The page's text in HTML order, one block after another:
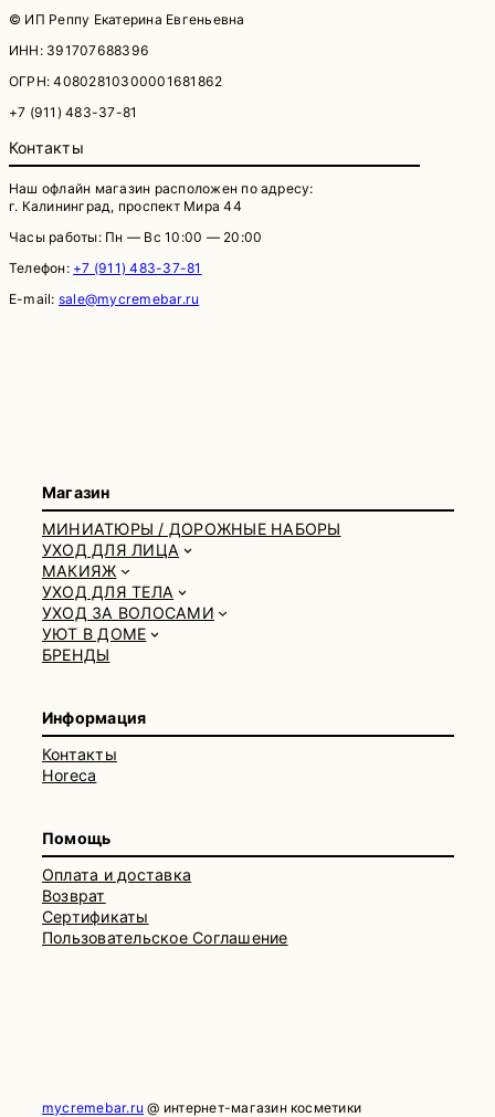
© ИП Реппу Екатерина Евгеньевна
ИНН: 391707688396
ОГРН: 40802810300001681862
+7 (911) 483-37-81
Контакты
Наш офлайн магазин расположен по адресу:
г. Калининград, проспект Мира 44
Часы работы: Пн — Вс 10:00 — 20:00
Телефон: +7 (911) 483-37-81
E-mail: sale@mycremebar.ru
Магазин
МИНИАТЮРЫ / ДОРОЖНЫЕ НАБОРЫ
УХОД ДЛЯ ЛИЦА
МАКИЯЖ
УХОД ДЛЯ ТЕЛА
УХОД ЗА ВОЛОСАМИ
УЮТ В ДОМЕ
БРЕНДЫ
Информация
Контакты
Horeca
Помощь
Оплата и доставка
Возврат
Сертификаты
Пользовательское Соглашение
mycremebar.ru @ интернет-магазин косметики